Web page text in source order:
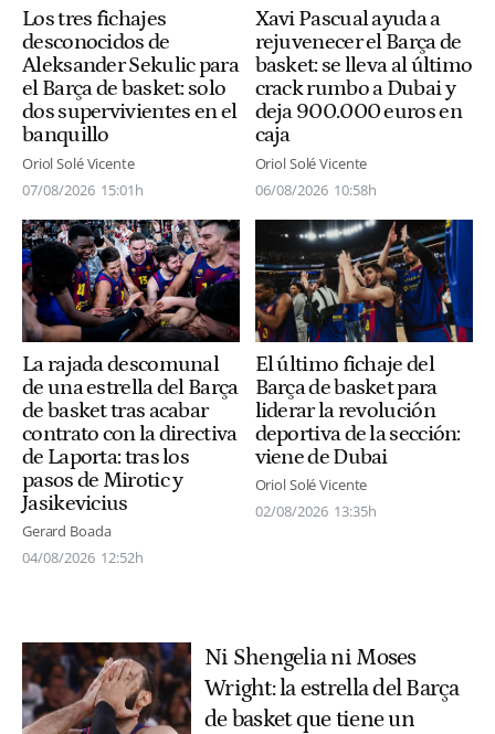
Los tres fichajes
desconocidos de
Aleksander Sekulic para
el Barça de basket: solo
dos supervivientes en el
banquillo
Oriol Solé Vicente
07/08/2026 15:01h
Xavi Pascual ayuda a
rejuvenecer el Barça de
basket: se lleva al último
crack rumbo a Dubai y
deja 900.000 euros en
caja
Oriol Solé Vicente
06/08/2026 10:58h
La rajada descomunal
de una estrella del Barça
de basket tras acabar
contrato con la directiva
de Laporta: tras los
pasos de Mirotic y
Jasikevicius
Gerard Boada
04/08/2026 12:52h
El último fichaje del
Barça de basket para
liderar la revolución
deportiva de la sección:
viene de Dubai
Oriol Solé Vicente
02/08/2026 13:35h
Ni Shengelia ni Moses
Wright: la estrella del Barça
de basket que tiene un